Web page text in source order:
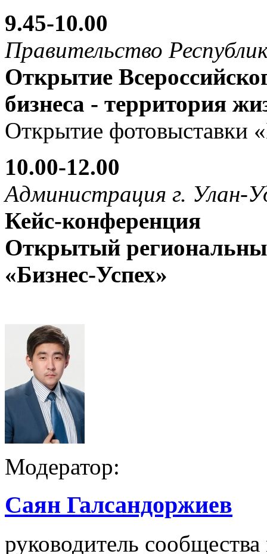
9.45-10.00
Правительство
Открытие
бизнеса - территория
Открытие фотовыставки
10.00-12.00
Администрация г. Улан-
Кейс-конференция
Открытый
«Бизнес-Успех»
Модератор:
Саян Галсандоржиев
руководитель